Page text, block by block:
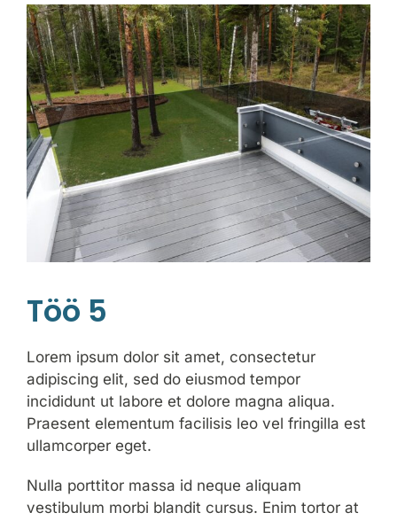
Töö 5
Lorem ipsum dolor sit amet, consectetur
adipiscing elit, sed do eiusmod tempor
incididunt ut labore et dolore magna aliqua.
Praesent elementum facilisis leo vel fringilla est
ullamcorper eget.
Nulla porttitor massa id neque aliquam
vestibulum morbi blandit cursus. Enim tortor at